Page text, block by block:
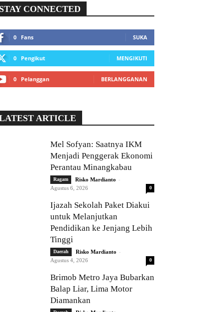
STAY CONNECTED
0 Fans SUKA
0 Pengikut MENGIKUTI
0 Pelanggan BERLANGGANAN
ARTICLE
Mel Sofyan: Saatnya IKM
Menjadi Penggerak Ekonomi
Perantau Minangkabau
Ragam Risko Mardianto -
Agustus 6, 2026 0
Ijazah Sekolah Paket Diakui
untuk Melanjutkan
Pendidikan ke Jenjang Lebih
Tinggi
Daerah Risko Mardianto -
Agustus 4, 2026 0
Brimob Metro Jaya Bubarkan
Balap Liar, Lima Motor
Diamankan